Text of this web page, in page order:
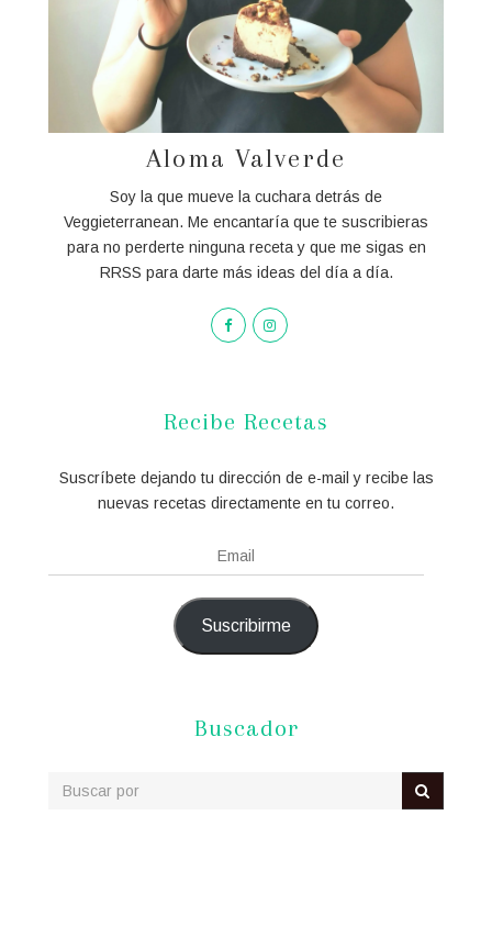
Aloma Valverde
Soy la que mueve la cuchara detrás de
Veggieterranean. Me encantaría que te suscribieras
para no perderte ninguna receta y que me sigas en
RRSS para darte más ideas del día a día.
Recibe Recetas
Suscríbete dejando tu dirección de e-mail y recibe las
nuevas recetas directamente en tu correo.
Email
Suscribirme
Buscador